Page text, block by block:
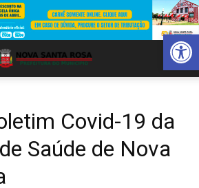
Abrir
Covid-19 da
Saúde de Nova